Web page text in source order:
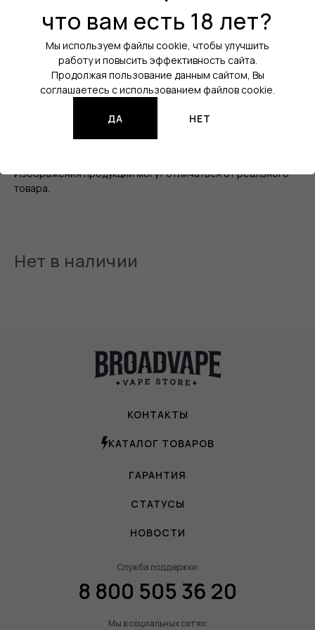
Цвет:Белый
Порт зарядки:USB Type-C
Активация:При затяжке / На кнопку
Регулировка мощности:Да
Встроенный
Изображения продукции могут отличаться от реального
товара.
Нет в наличии
КОНТАКТЫ
КАТАЛОГ ТОВАРОВ
ГАРАНТИЯ
СТАТУСЫ
НОВОСТИ
Служба поддержки:
8 800 505 36 20
Мы в социальных сетях:
что вам есть 18 лет?
Мы используем файлы cookie, чтобы улучшить
работу и повысить эффективность сайта.
Продолжая пользование данным сайтом, Вы
соглашаетесь с использованием файлов cookie.
ДА НЕТ